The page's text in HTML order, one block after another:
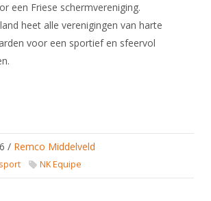
een Friese schermvereniging.
heet alle verenigingen van harte
voor een sportief en sfeervol
/ Remco Middelveld
NK Equipe